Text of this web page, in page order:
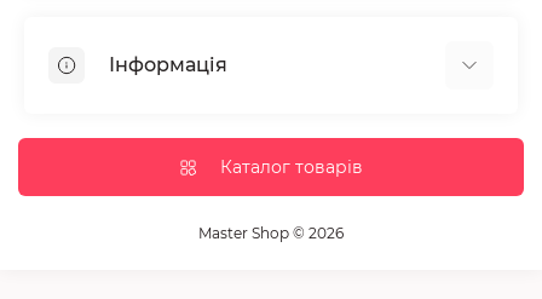
Парафінотерапія
Вії та брови
Дезінфекція та стерилізація
Пензлики і набори для макіяжу
Інформація
Доставка та оплата
Корисні статті
Каталог товарів
Master Shop © 2026